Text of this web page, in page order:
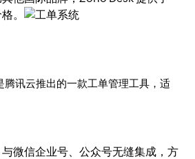
。
腾讯云推出的一款工单管理工具，适
与微信企业号、公众号无缝集成，方